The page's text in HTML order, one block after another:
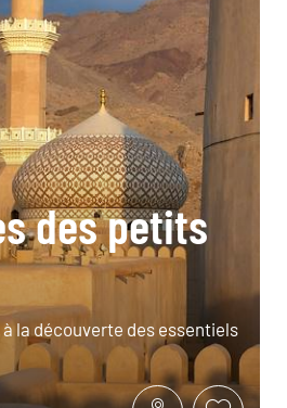
des petits
la découverte des essentiels